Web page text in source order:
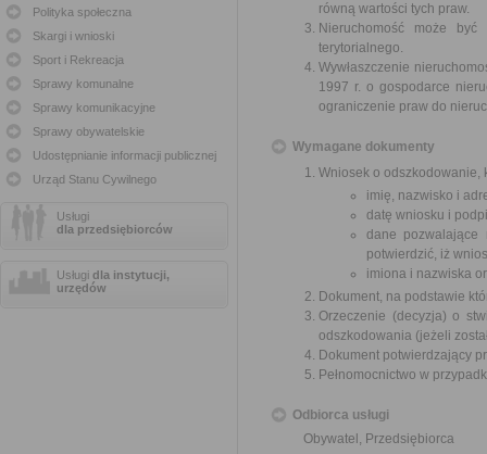
Polityka społeczna
Skargi i wnioski
Sport i Rekreacja
Sprawy komunalne
Sprawy komunikacyjne
Sprawy obywatelskie
Udostępnianie informacji publicznej
Urząd Stanu Cywilnego
Usługi
dla przedsiębiorców
Usługi dla instytucji,
urzędów
równą wartości tych praw.
Nieruchomość może
terytorialnego.
Wywłaszczenie
1997 r. o gospodarce
ograniczenie praw do
Wymagane dokumenty
Wniosek o odszkodowanie,
imię, nazwisko i
datę wniosku i
dane pozwalające
potwierdzić, iż
imiona i nazwiska
Dokument, na podstawie
Orzeczenie (decyzja) o
odszkodowania (jeżeli
Dokument potwierdzający
Pełnomocnictwo w
Odbiorca usługi
Obywatel, Przedsiębiorca